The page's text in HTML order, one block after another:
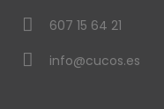
607 15 64 21
info@cucos.es